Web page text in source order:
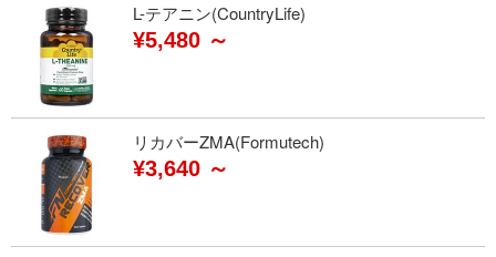
L-テアニン(CountryLife)
¥5,480 ～
リカバーZMA(Formutech)
¥3,640 ～